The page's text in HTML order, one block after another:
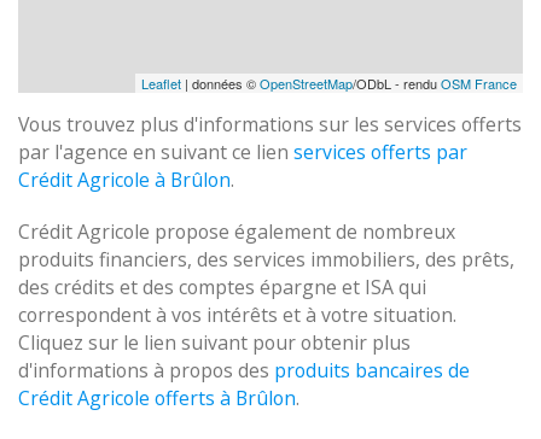
Leaflet | données ©OpenStreetMap/ODbL - renduOSM France
Vous trouvez plus d'informations sur les services offerts
par l'agence en suivant ce lien services offerts par
Crédit Agricole à Brûlon.
Crédit Agricole propose également de nombreux
produits financiers, des services immobiliers, des prêts,
des crédits et des comptes épargne et ISA qui
correspondent à vos intérêts et à votre situation.
Cliquez sur le lien suivant pour obtenir plus
d'informations à propos des produits bancaires de
Crédit Agricole offerts à Brûlon.